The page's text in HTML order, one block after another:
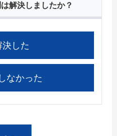
解決しましたか？
決した
なかった